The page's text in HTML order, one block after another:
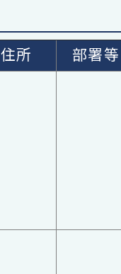
住所 部署等